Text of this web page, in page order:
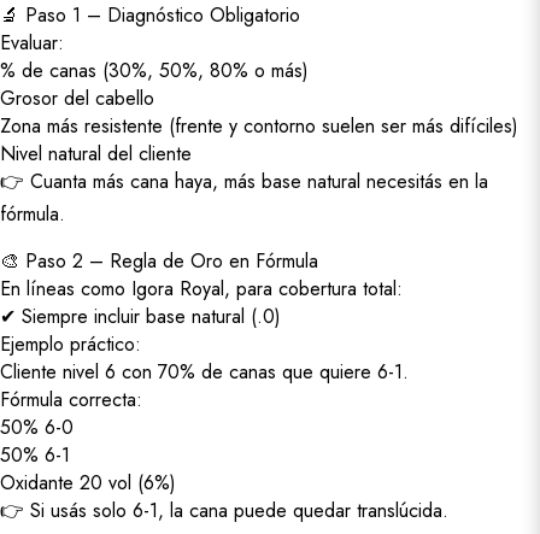
🔬 Paso 1 – Diagnóstico Obligatorio
Evaluar:
% de canas (30%, 50%, 80% o más)
Grosor del cabello
Zona más resistente (frente y contorno suelen ser más difíciles)
Nivel natural del cliente
👉 Cuanta más cana haya, más base natural necesitás en la
fórmula.
🎨 Paso 2 – Regla de Oro en Fórmula
En líneas como Igora Royal, para cobertura total:
✔ Siempre incluir base natural (.0)
Ejemplo práctico:
Cliente nivel 6 con 70% de canas que quiere 6-1.
Fórmula correcta:
50% 6-0
50% 6-1
Oxidante 20 vol (6%)
👉 Si usás solo 6-1, la cana puede quedar translúcida.